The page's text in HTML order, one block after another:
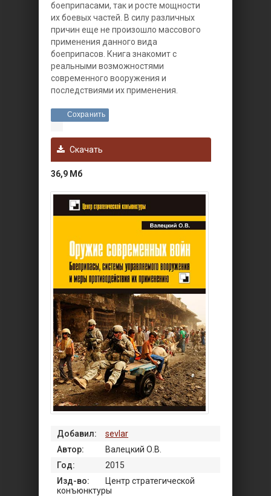
боеприпасами, так и росте мощности
их боевых частей. В силу различных
причин еще не произошло массового
применения данного вида
боеприпасов. Книга знакомит с
реальными возможностями
современного вооружения и
последствиями их применения.
Сохранить
Скачать
36,9 Мб
Добавил:
sevlar
Автор:
Валецкий О.В.
Год:
2015
Изд-во:
Центр стратегической
конъюнктуры